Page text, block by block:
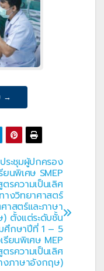
→
ประชุมผู้ปกครอง
ยนพิเศษ SMEP
รความเป็นเลิศ
ทางวิทยาศาสตร์
สตร์และภาษา
ตั้งแต่ระดับชั้น
ศึกษาปีที่ 1 – 5
รียนพิเศษ MEP
รความเป็นเลิศ
งภาษาอังกฤษ)